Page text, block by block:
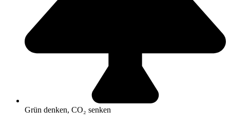
Grün denken, CO₂ senken